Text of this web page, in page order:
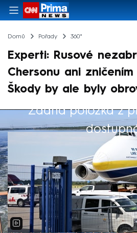
Domů Pořady 360°
Experti: Rusové
Chersonu ani zničením
Škody by ale byly
Žádná položka z
Výběr redakce